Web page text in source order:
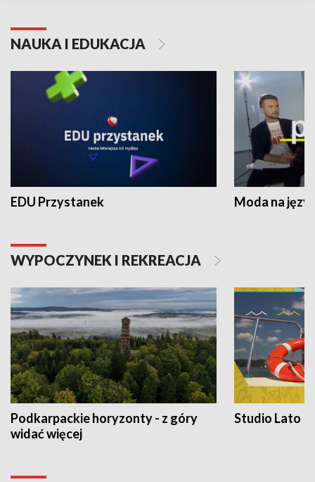
NAUKA I EDUKACJA
EDU Przystanek Moda na
WYPOCZYNEK I REKREACJA
Podkarpackie horyzonty - z góry
widać więcej
Studio Lato